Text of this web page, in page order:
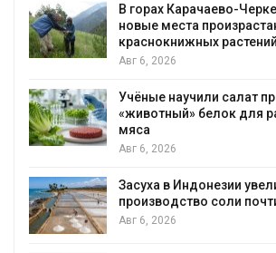
В горах Карачаево-
новые места
краснокнижных растений
Авг 6, 2026
Учёные научили салат
«животный» белок для
мяса
Авг 6, 2026
Засуха в Индонезии
производство соли
Авг 6, 2026